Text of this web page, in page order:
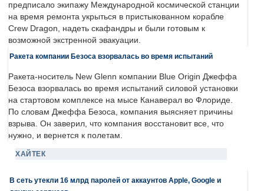
предписало экипажу Международной космической станции
на время ремонта укрыться в пристыкованном корабле
Crew Dragon, надеть скафандры и были готовым к
возможной экстренной эвакуации.
Ракета компании Безоса взорвалась во время испытаний
Ракета-носитель New Glenn компании Blue Origin Джеффа
Безоса взорвалась во время испытаний силовой установки
на стартовом комплексе на мысе Канаверал во Флориде.
По словам Джеффа Безоса, компания выясняет причины
взрыва. Он заверил, что компания восстановит все, что
нужно, и вернется к полетам.
ХАЙТЕК
В сеть утекли 16 млрд паролей от аккаунтов Apple, Google и